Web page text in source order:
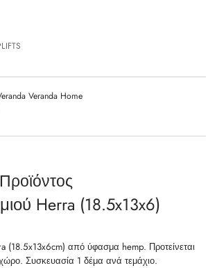
Veranda Home
Herra (18.5x13x6)
(18.5x13x6cm) από ύφασμα hemp. Προτείνεται
Συσκευασία 1 δέμα ανά τεμάχιο.